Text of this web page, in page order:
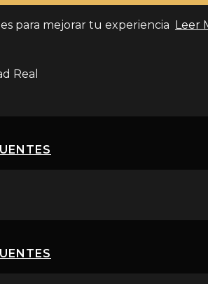
para mejorar tu experiencia Leer
Real